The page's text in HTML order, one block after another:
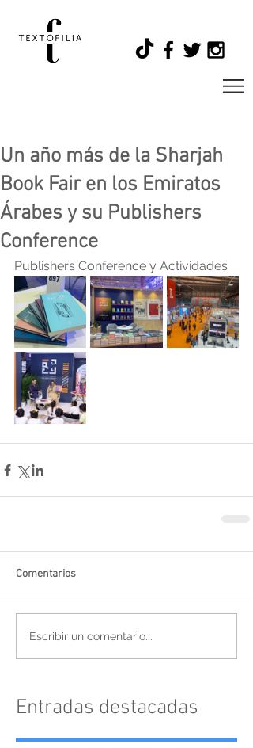
Un año más de la Sharjah
Book Fair en los Emiratos
Árabes y su Publishers
Conference
Publishers Conference y Actividades
Comentarios
Escribir un comentario...
Entradas destacadas